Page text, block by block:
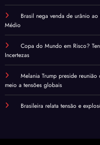
Brasil nega venda de urânio
Médio
Copa do Mundo em Risco?
Incertezas
Melania Trump preside
meio a tensões globais
Brasileira relata tensão e